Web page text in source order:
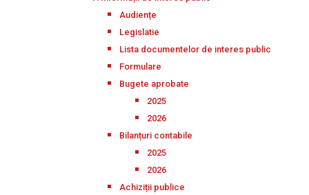
Audiențe
Legislatie
Lista documentelor de interes public
Formulare
Bugete aprobate
2025
2026
Bilanțuri contabile
2025
2026
Achiziții publice